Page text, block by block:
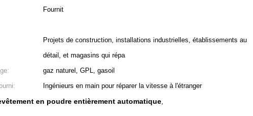
Fournit
Projets de construction, installations industrielles, établissements au
détail, et magasins qui répa
gaz naturel, GPL, gasoil
Ingénieurs en main pour réparer la vitesse à l'étranger
en poudre entièrement automatique,